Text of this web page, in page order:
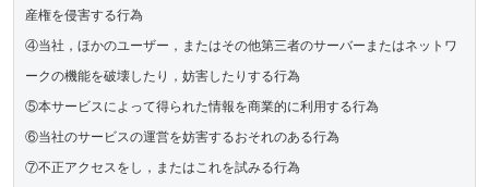
産権を侵害する行為
④当社，ほかのユーザー，またはその他第三者のサーバーまたはネットワ
ークの機能を破壊したり，妨害したりする行為
⑤本サービスによって得られた情報を商業的に利用する行為
⑥当社のサービスの運営を妨害するおそれのある行為
⑦不正アクセスをし，またはこれを試みる行為